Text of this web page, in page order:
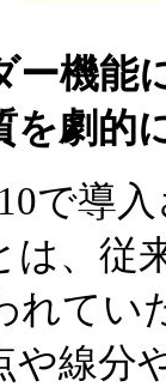
ー機
を劇的
で導
は、従
れてい
や線分